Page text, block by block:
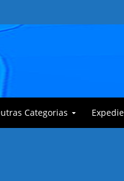
Categorias